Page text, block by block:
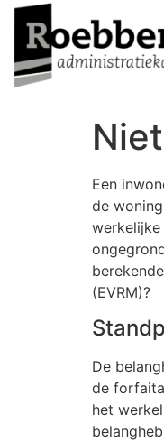
Een
de
(EVRM)?
De
de
het